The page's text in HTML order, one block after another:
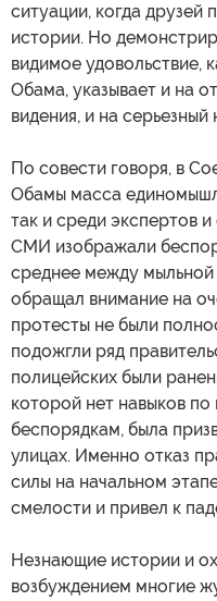
ситуации, когда друзей
истории. Но
видимое удовольствие,
Обама, указывает и на
видения, и на серьезный
По совести говоря, в
Обамы масса
так и среди экспертов
СМИ изображали
среднее между
обращал внимание на
протесты не были
подожгли ряд
полицейских были
которой нет навыков
беспорядкам, была
улицах. Именно отказ
силы на начальном
смелости и привел к
Незнающие истории и
возбуждением многие